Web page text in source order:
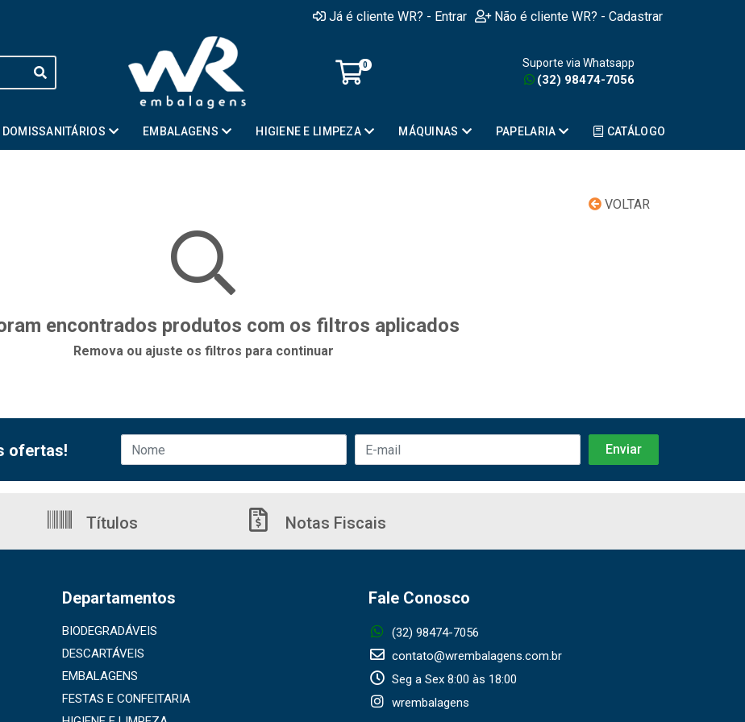
Já é cliente WR? - Entrar Não é cliente WR? - Cadastrar
0 Suporte via Whatsapp
(32) 98474-7056
DOMISSANITÁRIOS EMBALAGENS HIGIENE E LIMPEZA MÁQUINAS PAPELARIA CATÁLOGO
VOLTAR
encontrados produtos com os filtros aplicados
Remova ou ajuste os filtros para continuar
ofertas!
Títulos Notas Fiscais
Departamentos
BIODEGRADÁVEIS
DESCARTÁVEIS
EMBALAGENS
FESTAS E CONFEITARIA
Fale Conosco
(32) 98474-7056
contato@wrembalagens.com.br
Seg a Sex 8:00 às 18:00
wrembalagens